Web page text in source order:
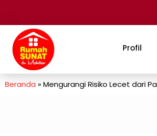
Profil
Beranda »Mengurangi Risiko Lecet dari